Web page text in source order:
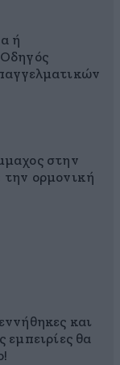
ή
στην
την ορμονική
και
εμπειρίες θα